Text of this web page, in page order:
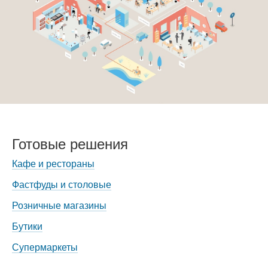
Готовые решения
Кафе и рестораны
Фастфуды и столовые
Розничные магазины
Бутики
Супермаркеты